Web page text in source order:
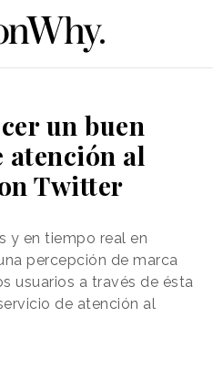
un buen
atención al
Twitter
y en tiempo real en
percepción de marca
usuarios a través de ésta
de atención al